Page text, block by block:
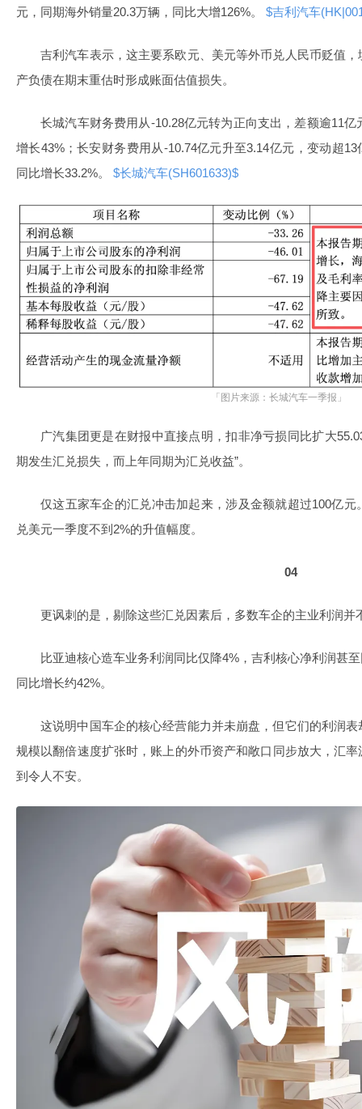
元，同期海外销量20.3万辆，同比大增126%。 $吉利汽车
吉利汽车表示，这主要系欧元、美元等外币兑人民币贬值
产负债在期末重估时形成账面估值损失。
长城汽车财务费用从-10.28亿元转为正向支出，差额逾11
增长43%；长安财务费用从-10.74亿元升至3.14亿元，变动超
同比增长33.2%。
$长城汽车(SH601633)$
「图片来源：长城汽车一季报」
广汽集团更是在财报中直接点明，扣非净亏损同比扩大
期发生汇兑损失，而上年同期为汇兑收益”。
仅这五家车企的汇兑冲击加起来，涉及金额就超过100亿
兑美元一季度不到2%的升值幅度。
04
更讽刺的是，剔除这些汇兑因素后，多数车企的主业利润并
比亚迪核心造车业务利润同比仅降4%，吉利核心净利润甚
同比增长约42%。
这说明中国车企的核心经营能力并未崩盘，但它们的利润
规模以翻倍速度扩张时，账上的外币资产和敞口同步放大，汇
到令人不安。